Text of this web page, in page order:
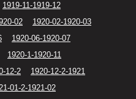
1919-11-1919-12
02
1920-02-1920-03
1920-06-1920-07
1920-1-1920-11
12-2
1920-12-2-1921
01-2-1921-02